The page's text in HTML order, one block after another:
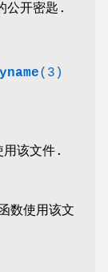
开密匙.
(3)
用该文件.
数使用该文